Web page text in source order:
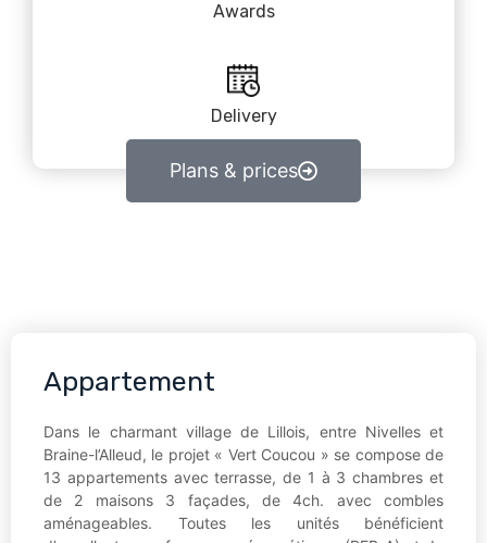
Awards
Delivery
Plans & prices
Appartement
Dans le charmant village de Lillois, entre Nivelles et
Braine-l’Alleud, le projet « Vert Coucou » se compose de
13 appartements avec terrasse, de 1 à 3 chambres et
de 2 maisons 3 façades, de 4ch. avec combles
aménageables. Toutes les unités bénéficient